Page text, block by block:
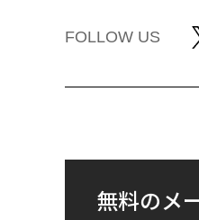
FOLLOW US
無料のメ